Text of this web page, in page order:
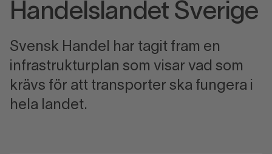
Handelslandet Sverige
Svensk Handel har tagit fram en
infrastrukturplan som visar vad som
krävs för att transporter ska fungera i
hela landet.